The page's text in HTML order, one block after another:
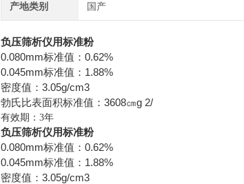
产地类别 国产
负压筛析仪用标准粉
0.080mm标准值： 0.62%
0.045mm标准值： 1.88%
密度值： 3.05g/cm3
勃氏比表面积标准值： 3608㎝g 2/
有效期： 3年
负压筛析仪用标准粉
0.080mm标准值： 0.62%
0.045mm标准值： 1.88%
密度值： 3.05g/cm3